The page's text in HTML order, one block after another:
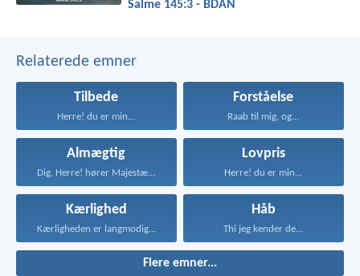
Salme 145:3 - BDAN
Relaterede emner
Tilbede
Herre! du er min...
Forståelse
Raab til mig, og...
Almægtig
Dig, Herre! hører Majestæt...
Lovpris
Herre! du er min...
Kærlighed
Kærligheden er langmodig, er...
Håb
Thi jeg kender de...
Flere emner...